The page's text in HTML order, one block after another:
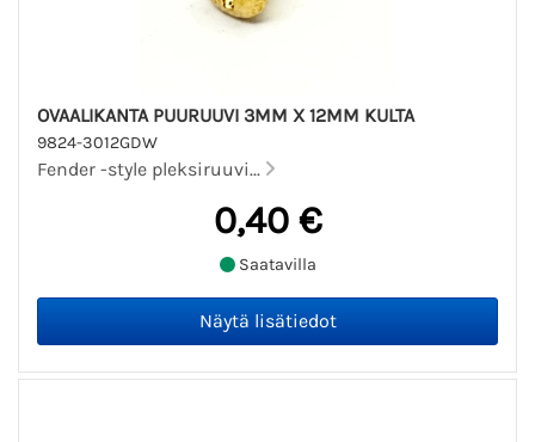
OVAALIKANTA PUURUUVI 3MM X 12MM KULTA
9824-3012GDW
Fender -style pleksiruuvi...
0,40 €
Saatavilla